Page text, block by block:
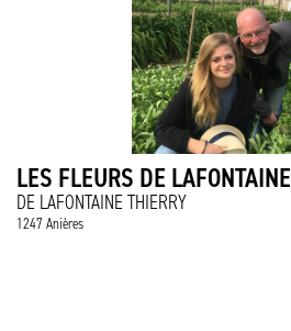
LES FLEURS DE LAFONTAINE
DE LAFONTAINE THIERRY
1247 Anières